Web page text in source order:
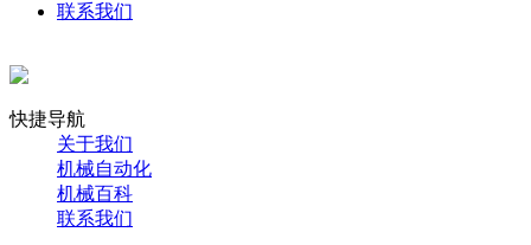
联系我们
快捷导航
关于我们
机械自动化
机械百科
联系我们